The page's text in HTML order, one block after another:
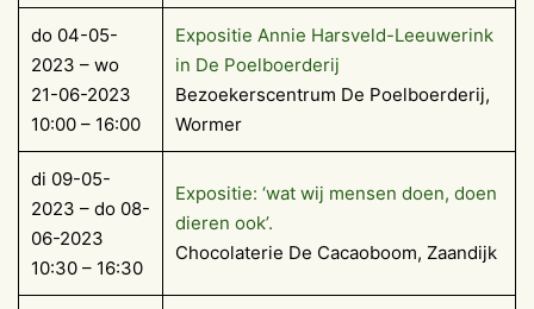
do 04-05-
2023 – wo
21-06-2023
10:00 – 16:00
Expositie Annie Harsveld-Leeuwerink
in De Poelboerderij
Bezoekerscentrum De Poelboerderij,
Wormer
di 09-05-
2023 – do 08-
06-2023
10:30 – 16:30
Expositie: ‘wat wij mensen doen, doen
dieren ook’.
Chocolaterie De Cacaoboom, Zaandijk